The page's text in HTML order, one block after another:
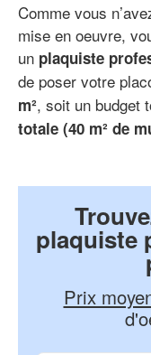
Comme vous
mise en oeuvre,
un plaquiste
de poser votre
m², soit un budget
totale (40 m² de
plaquiste
Prix